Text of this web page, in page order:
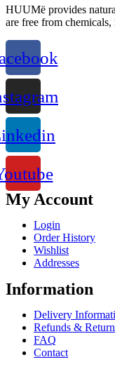
HUUMë provides
are free from chemicals,
My Account
Login
Order History
Wishlist
Addresses
Information
Delivery
Refunds &
FAQ
Contact